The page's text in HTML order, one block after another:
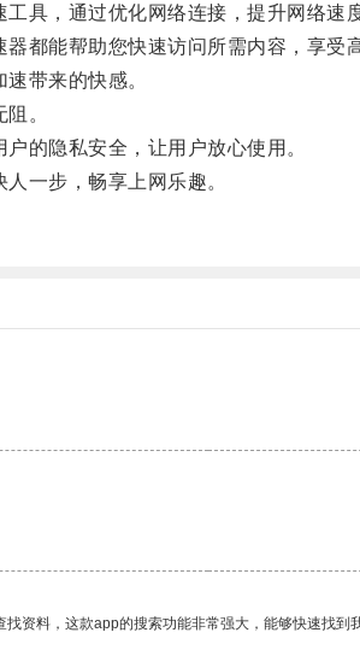
，通过优化网络连接，提升网络速
能帮助您快速访问所需内容，享受高
带来的快感。
。
的隐私安全，让用户放心使用。
一步，畅享上网乐趣。
资料，这款app的搜索功能非常强大，能够快速找到